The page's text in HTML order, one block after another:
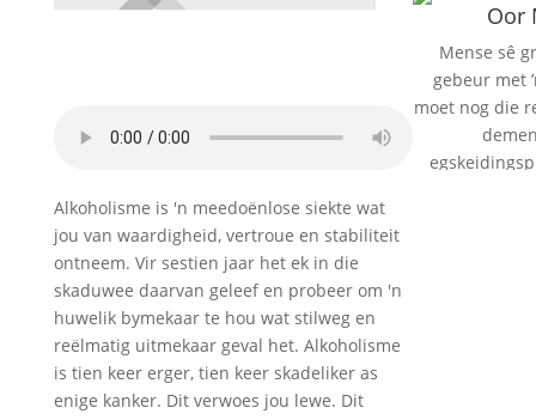
Alkoholisme is 'n meedoënlose siekte wat
jou van waardigheid, vertroue en stabiliteit
ontneem. Vir sestien jaar het ek in die
skaduwee daarvan geleef en probeer om 'n
huwelik bymekaar te hou wat stilweg en
reëlmatig uitmekaar geval het. Alkoholisme
is tien keer erger, tien keer skadeliker as
enige kanker. Dit verwoes jou lewe. Dit
Oor
Mense sê
gebeur met
moet nog die